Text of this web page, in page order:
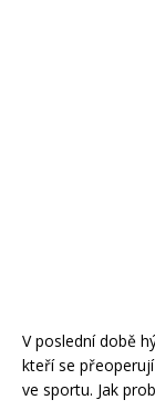
V poslední době
kteří se
ve sportu. Jak